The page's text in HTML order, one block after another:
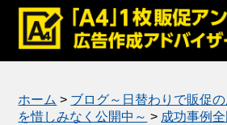
メディア掲載
公式ブログ
ホーム > ブログ～日替わりで販促
を惜しみなく公開中～ > 成功事例